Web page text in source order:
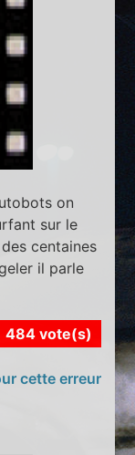
on
sur le
centaines
il parle
484 vote(s)
cette erreur